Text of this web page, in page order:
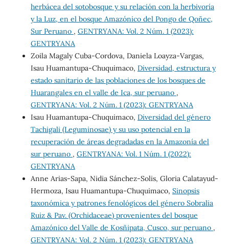
herbácea del sotobosque y su relación con la herbivoría
y la Luz, en el bosque Amazónico del Pongo de Qoñec,
Sur Peruano , GENTRYANA: Vol. 2 Núm. 1 (2023):
GENTRYANA
Zoila Magaly Cuba-Cordova, Daniela Loayza-Vargas,
Isau Huamantupa-Chuquimaco, Diversidad, estructura y
estado sanitario de las poblaciones de los bosques de
Huarangales en el valle de Ica, sur peruano ,
GENTRYANA: Vol. 2 Núm. 1 (2023): GENTRYANA
Isau Huamantupa-Chuquimaco, Diversidad del género
Tachigali (Leguminosae) y su uso potencial en la
recuperación de áreas degradadas en la Amazonía del
sur peruano , GENTRYANA: Vol. 1 Núm. 1 (2022):
GENTRYANA
Anne Arias-Sapa, Nidia Sánchez-Solis, Gloria Calatayud-
Hermoza, Isau Huamantupa-Chuquimaco, Sinopsis
taxonómica y patrones fenológicos del género Sobralia
Ruiz & Pav. (Orchidaceae) provenientes del bosque
Amazónico del Valle de Kosñipata, Cusco, sur peruano ,
GENTRYANA: Vol. 2 Núm. 1 (2023): GENTRYANA